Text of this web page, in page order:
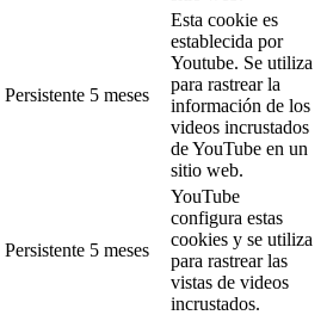
Persistente 5 meses
Esta cookie es
establecida por
Youtube. Se utiliza
para rastrear la
información de los
videos incrustados
de YouTube en un
sitio web.
Persistente 5 meses
YouTube
configura estas
cookies y se utiliza
para rastrear las
vistas de videos
incrustados.